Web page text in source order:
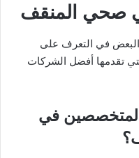
صحي المنقف
البعض في التعرف على
تقدمها أفضل الشركات
في